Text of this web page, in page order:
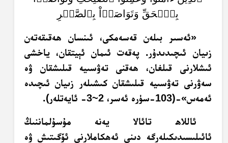
بِٱلۡحَقِّ وَتَوَاصَوۡاْ بِٱلصَّبۡرِ
«ئەسىر بىلەن قەسەمكى، ئىنسان ھەقىقەتەن
زىيان ئىچىدىدۇر. پەقەت ئىمان ئېيتقان، ياخشى
ئىشلارنى قىلغان، ھەقنى تەۋسىيە قىلىشقان ۋە
سەۋرنى تەۋسىيە قىلىشقان كىشىلەر زىيان ئىچىدە
ئەمەس»-(103-سۈرە ئەسر، 2~3- ئايەتلەر).
ئاللاھ تائالا يەنە مۇسۇلماننىڭ
ئائىلىسىدىكىلەرگە دىنى ئەھكاملارنى ئۆگىتىش ۋە